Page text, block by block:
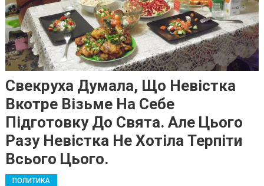
Свекруха Думала, Що Невістка
Вкотре Візьме На Себе
Підготовку До Свята. Але Цього
Разу Невістка Не Хотіла Терпіти
Всього Цього.
ПОЛИТИКА